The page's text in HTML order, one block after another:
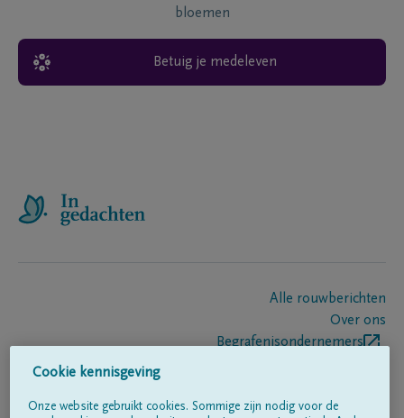
bloemen
Betuig je medeleven
Alle rouwberichten
Over ons
Begrafenisondernemers
Cookie kennisgeving
Onze website gebruikt cookies. Sommige zijn nodig voor de